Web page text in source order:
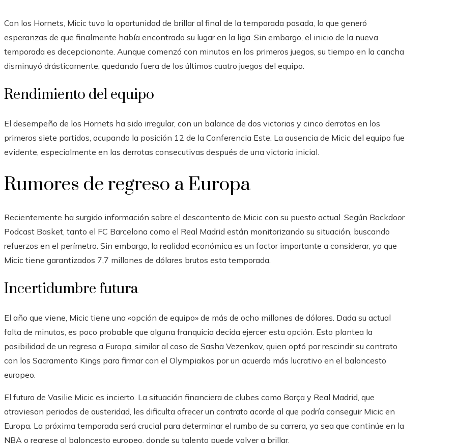
Con los Hornets, Micic tuvo la oportunidad de brillar al final de la temporada pasada, lo que generó
esperanzas de que finalmente había encontrado su lugar en la liga. Sin embargo, el inicio de la nueva
temporada es decepcionante. Aunque comenzó con minutos en los primeros juegos, su tiempo en la cancha
disminuyó drásticamente, quedando fuera de los últimos cuatro juegos del equipo.
Rendimiento del equipo
El desempeño de los Hornets ha sido irregular, con un balance de dos victorias y cinco derrotas en los
primeros siete partidos, ocupando la posición 12 de la Conferencia Este. La ausencia de Micic del equipo fue
evidente, especialmente en las derrotas consecutivas después de una victoria inicial.
Rumores de regreso a Europa
Recientemente ha surgido información sobre el descontento de Micic con su puesto actual. Según Backdoor
Podcast Basket, tanto el FC Barcelona como el Real Madrid están monitorizando su situación, buscando
refuerzos en el perímetro. Sin embargo, la realidad económica es un factor importante a considerar, ya que
Micic tiene garantizados 7,7 millones de dólares brutos esta temporada.
Incertidumbre futura
El año que viene, Micic tiene una «opción de equipo» de más de ocho millones de dólares. Dada su actual
falta de minutos, es poco probable que alguna franquicia decida ejercer esta opción. Esto plantea la
posibilidad de un regreso a Europa, similar al caso de Sasha Vezenkov, quien optó por rescindir su contrato
con los Sacramento Kings para firmar con el Olympiakos por un acuerdo más lucrativo en el baloncesto
europeo.
El futuro de Vasilie Micic es incierto. La situación financiera de clubes como Barça y Real Madrid, que
atraviesan periodos de austeridad, les dificulta ofrecer un contrato acorde al que podría conseguir Micic en
Europa. La próxima temporada será crucial para determinar el rumbo de su carrera, ya sea que continúe en la
NBA o regrese al baloncesto europeo, donde su talento puede volver a brillar.